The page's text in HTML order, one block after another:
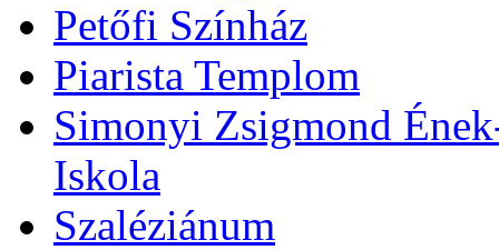
Petőfi Színház
Piarista Templom
Simonyi Zsigmond
Iskola
Szaléziánum